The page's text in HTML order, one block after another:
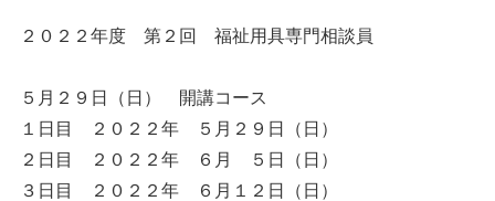
２０２２年度 第２回 福祉用具専門相談員
５月２９日（日） 開講コース
１日目 ２０２２年 ５月２９日（日）
２日目 ２０２２年 ６月 ５日（日）
３日目 ２０２２年 ６月１２日（日）